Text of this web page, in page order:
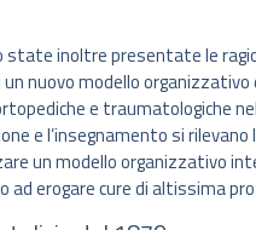
state inoltre presentate le
nuovo modello organizzativo
e traumatologiche
e l’insegnamento si rilevano
un modello organizzativo
ad erogare cure di altissima